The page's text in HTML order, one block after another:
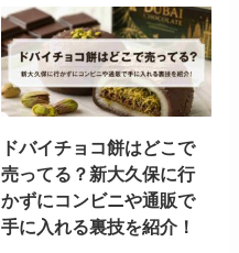
ドバイチョコ餅はどこで
売ってる？新大久保に行
かずにコンビニや通販で
手に入れる裏技を紹介！